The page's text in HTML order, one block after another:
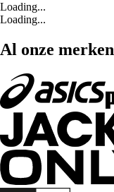
Loading...
Loading...
Al onze merken